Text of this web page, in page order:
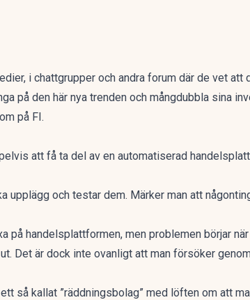
i chattgrupper och andra forum där de vet att
på den här nya trenden och mångdubbla sina
på FI.
att få ta del av en automatiserad
upplägg och testar dem. Märker man att
på handelsplattformen, men problemen börjar
Det är dock inte ovanligt att man försöker
så kallat ”räddningsbolag” med löften om att